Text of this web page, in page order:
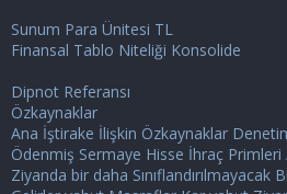
Sunum Para Ünitesi TL
Finansal Tablo Niteliği Konsolide
Dipnot Referansı
Özkaynaklar
Ana İştirake İlişkin Özkaynaklar
Ödenmiş Sermaye Hisse İhraç
Ziyanda bir daha Sınıflandırılmayacak